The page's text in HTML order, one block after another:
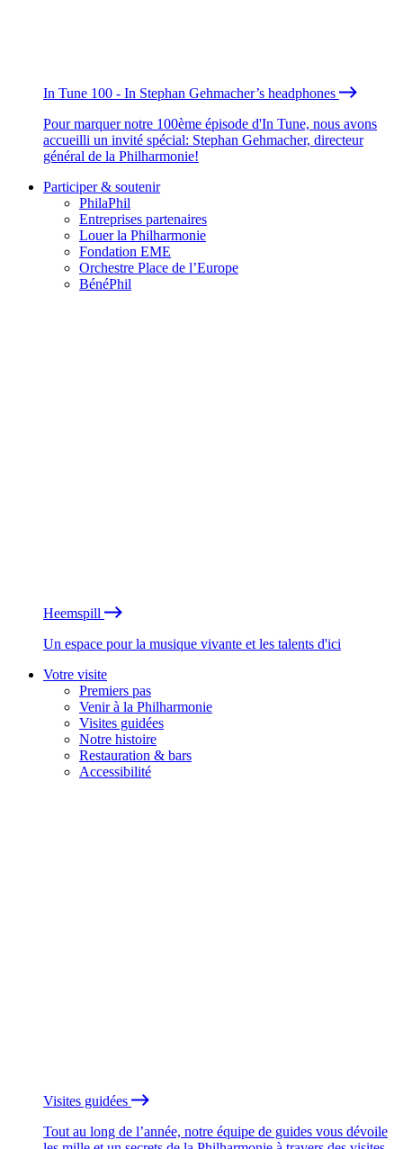
In Tune 100 - In Stephan Gehmacher’s headphones
Pour marquer notre 100ème épisode d'In Tune, nous avons
accueilli un invité spécial: Stephan Gehmacher, directeur
général de la Philharmonie!
Participer & soutenir
PhilaPhil
Entreprises partenaires
Louer la Philharmonie
Fondation EME
Orchestre Place de l’Europe
BénéPhil
Heemspill
Un espace pour la musique vivante et les talents d'ici
Votre visite
Premiers pas
Venir à la Philharmonie
Visites guidées
Notre histoire
Restauration & bars
Accessibilité
Visites guidées
Tout au long de l’année, notre équipe de guides vous dévoile